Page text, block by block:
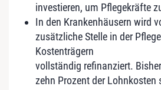
investieren, um Pflegekräfte
In den Krankenhäusern wird
zusätzliche Stelle in der
Kostenträgern
vollständig refinanziert.
zehn Prozent der Lohnkosten